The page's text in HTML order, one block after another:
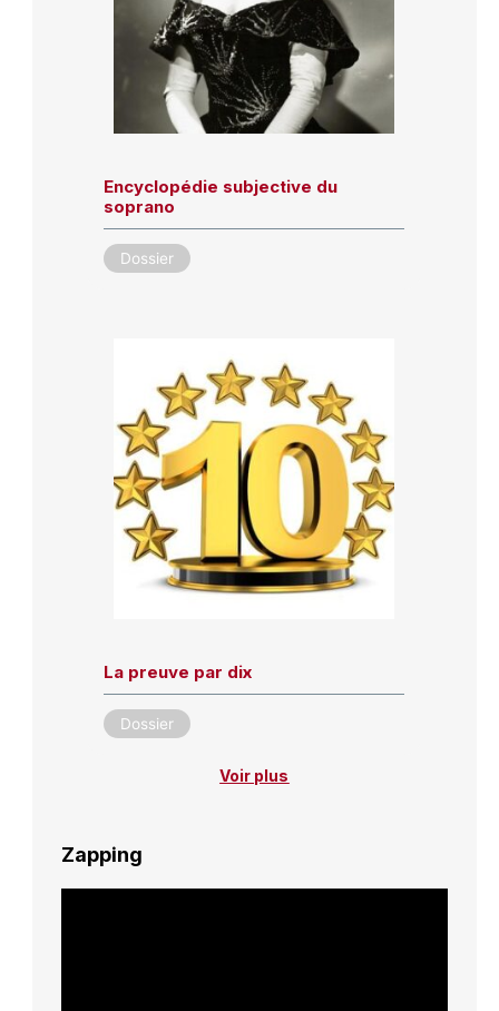
Encyclopédie subjective du
soprano
Dossier
La preuve par dix
Dossier
Voir plus
Zapping